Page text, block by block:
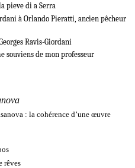
pieve di a Serra
à Orlando Pieratti, ancien pêcheur
Ravis-Giordani
souviens de mon ­professeur
: la cohérence d’une œuvre
rêves